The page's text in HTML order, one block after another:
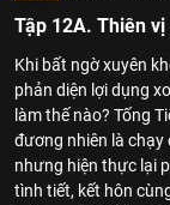
Tập 12A. Thiên vị
Khi bất ngờ xuyên
phản diện lợi dụng
làm thế nào? Tống
đương nhiên là chạy
nhưng hiện thực lại
tình tiết, kết hôn